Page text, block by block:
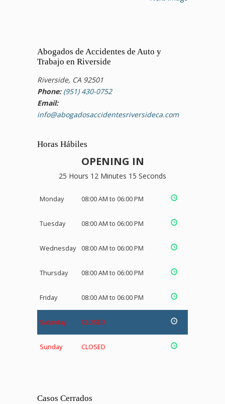
Abogados de Accidentes de Auto y
Trabajo en Riverside
Riverside, CA 92501
Phone: (951) 430-0752
Email:
info@abogadosaccidentesriversideca.com
Horas Hábiles
OPENING IN
25 Hours 12 Minutes 14 Seconds
Monday 08:00 AM to 06:00 PM
Tuesday 08:00 AM to 06:00 PM
Wednesday 08:00 AM to 06:00 PM
Thursday 08:00 AM to 06:00 PM
Friday 08:00 AM to 06:00 PM
Saturday CLOSED
Sunday CLOSED
Casos Cerrados